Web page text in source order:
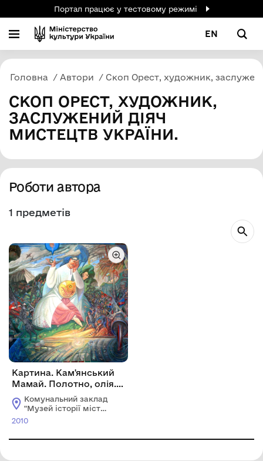
Портал працює у тестовому режимі
EN
Головна Автори Скоп Орест, художник,
СКОП ОРЕСТ, ХУДОЖНИК,
ЗАСЛУЖЕНИЙ ДІЯЧ
МИСТЕЦТВ УКРАЇНИ.
Роботи автора
1 предметів
Картина. Кам'янський
Мамай. Полотно, олія.
2010 р.
Комунальний заклад
"Музей історії міста
Кам'янське"
2010